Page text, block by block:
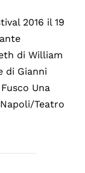
2016 il 19
di William
di Gianni
Una
Teatro